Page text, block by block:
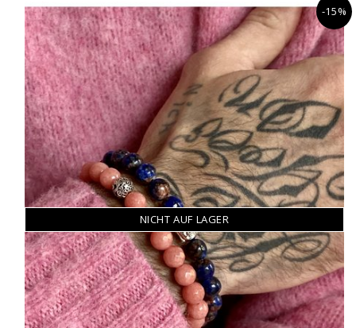
NICHT AUF LAGER
-15%